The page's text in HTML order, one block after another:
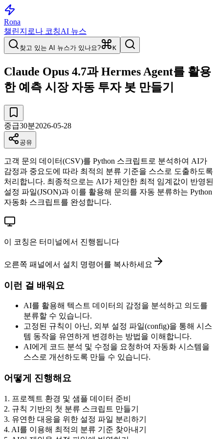
Rona
챌린지 로나 코칭AI 뉴스
찾고 있는 AI 뉴스가 있나요? K
Claude Opus 4.7과 Hermes Agent를 활용
한 예측 시장 자동 투자 봇 만들기
중급30분2026-05-28
공유
고객 문의 데이터(CSV)를 Python 스크립트로 분석하여 AI가
감정과 중요도에 따라 최적의 분류 기준을 스스로 도출하도록
처리합니다. 최종적으로는 AI가 제안한 최적 임계값이 반영된
설정 파일(JSON)과 이를 활용해 문의를 자동 분류하는 Python
자동화 스크립트를 완성합니다.
이 코칭은 터미널에서 진행됩니다
오른쪽 패널에서 설치 명령어를 복사하세요
이런 걸 배워요
AI를 활용해 텍스트 데이터의 감정을 분석하고 의도를
분류할 수 있습니다.
고정된 규칙이 아닌, 외부 설정 파일(config)을 통해 시스
템 동작을 유연하게 변경하는 방법을 이해합니다.
AI에게 코드 분석 및 수정을 요청하여 자동화 시스템을
스스로 개선하도록 만들 수 있습니다.
어떻게 진행해요
1 . 프로젝트 환경 및 샘플 데이터 준비
2. 규칙 기반의 첫 분류 스크립트 만들기
3. 유연한 대응을 위한 설정 파일 분리하기
4. AI를 이용해 최적의 분류 기준 찾아내기